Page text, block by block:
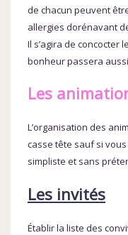
de chacun peuvent
allergies dorénavant
Il s’agira de concocter
bonheur passera
Les
L’organisation des
casse tête sauf si
simpliste et sans
Les invités
Établir la liste des